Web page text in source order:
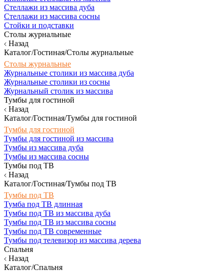
Стеллажи из массива дуба
Стеллажи из массива сосны
Стойки и подставки
Столы журнальные
Назад
Каталог/Гостиная/Столы журнальные
Столы журнальные
Журнальные столики из массива дуба
Журнальные столики из сосны
Журнальный столик из массива
Тумбы для гостиной
Назад
Каталог/Гостиная/Тумбы для гостиной
Тумбы для гостиной
Тумбы для гостиной из массива
Тумбы из массива дуба
Тумбы из массива сосны
Тумбы под ТВ
Назад
Каталог/Гостиная/Тумбы под ТВ
Тумбы под ТВ
Тумба под ТВ длинная
Тумбы под ТВ из массива дуба
Тумбы под ТВ из массива сосны
Тумбы под ТВ современные
Тумбы под телевизор из массива дерева
Спальня
Назад
Каталог/Спальня